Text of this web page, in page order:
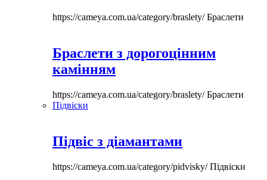
https://cameya.com.ua/category/braslety/Браслети
Браслети з дорогоцінним
камінням
https://cameya.com.ua/category/braslety/Браслети
Підвіски
Підвіс з діамантами
https://cameya.com.ua/category/pidvisky/Підвіски